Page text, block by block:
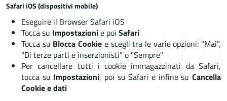
Safari iOS (dispositivi mobile)
Eseguire il Browser Safari iOS
Tocca su Impostazionie poi Safari
Tocca su Blocca Cookie e scegli tra le varie opzioni: "Mai",
"Di terze parti e inserzionisti" o "Sempre"
Per cancellare tutti i cookie immagazzinati da Safari,
tocca su Impostazioni, poi suSafari e infine suCancella
Cookie e dati